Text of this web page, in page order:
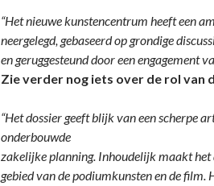
“Het nieuwe kunstencentrum heeft een
neergelegd, gebaseerd op grondige
en geruggesteund door een engagement
Zie verder nog iets over de rol van
“Het dossier geeft blijk van een scherpe
onderbouwde
zakelijke planning. Inhoudelijk maakt
gebied van de podiumkunsten en de